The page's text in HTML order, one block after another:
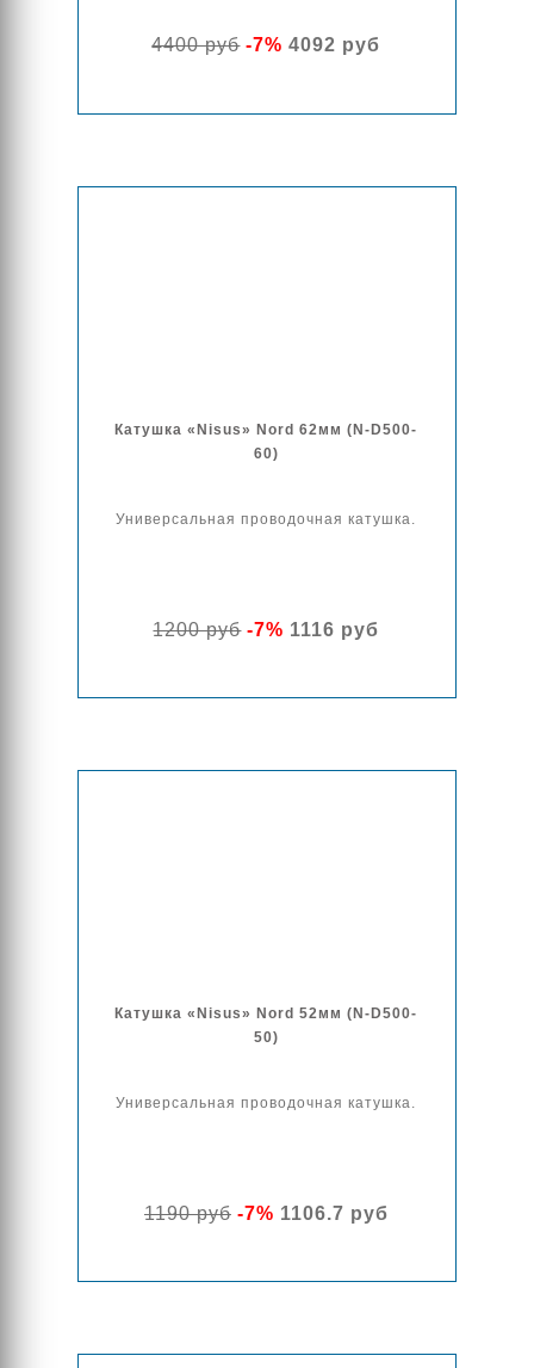
4400 руб-7% 4092 руб
Катушка «Nisus» Nord 62мм (N-D500-
60)
Универсальная проводочная катушка.
1200 руб-7% 1116 руб
Катушка «Nisus» Nord 52мм (N-D500-
50)
Универсальная проводочная катушка.
1190 руб-7% 1106.7 руб